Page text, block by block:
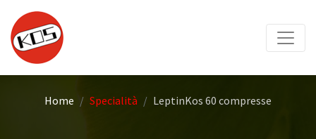
Home Specialità LeptinKos 60 compresse